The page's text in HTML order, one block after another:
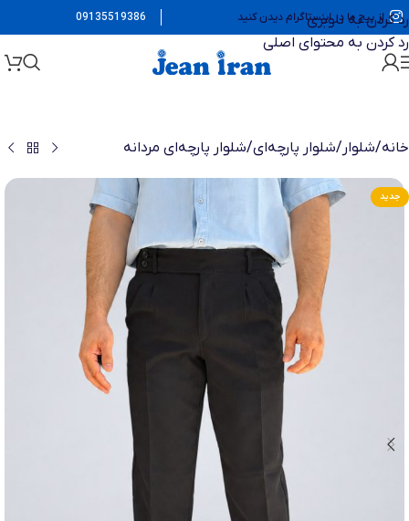
رد کردن به ناوبری
رد کردن به محتوای اصلی
از پیج ما در اینستاگرام دیدن کنید 09135519386
خانه/شلوار /شلوار پارچه‌ای/شلوار پارچه‌ای مردانه
جدید